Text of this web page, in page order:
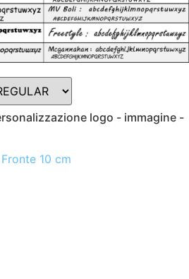
logo - immagine -
10 cm